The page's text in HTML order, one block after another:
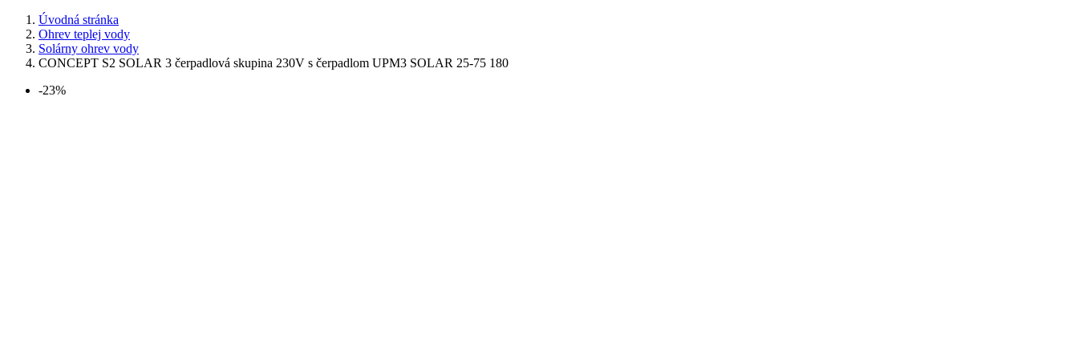
Úvodná stránka
Ohrev teplej vody
Solárny ohrev vody
CONCEPT S2 SOLAR 3 čerpadlová skupina 230V s čerpadlom UPM3 SOLAR 25-75 180
-23%